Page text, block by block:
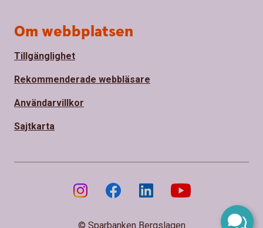
Om webbplatsen
Tillgänglighet
Rekommenderade webbläsare
Användarvillkor
Sajtkarta
© Sparbanken Bergslagen